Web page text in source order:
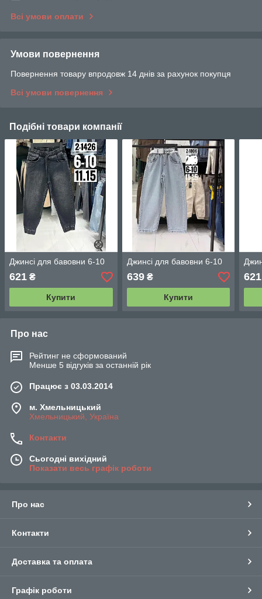
Всі умови оплати
Умови повернення
Повернення товару впродовж 14 днів за рахунок покупця
Всі умови повернення
Подібні товари компанії
Джинсі для бавовни 6-10
621 ₴
Купити
Джинсі для бавовни 6-10
639₴
Купити
621
Про нас
Рейтинг не сформований
Менше 5 відгуків за останній рік
Працює з 03.03.2014
м. Хмельницький
Хмельницький, Україна
Контакти
Сьогодні вихідний
Показати весь графік роботи
Про нас
Контакти
Доставка та оплата
Графік роботи